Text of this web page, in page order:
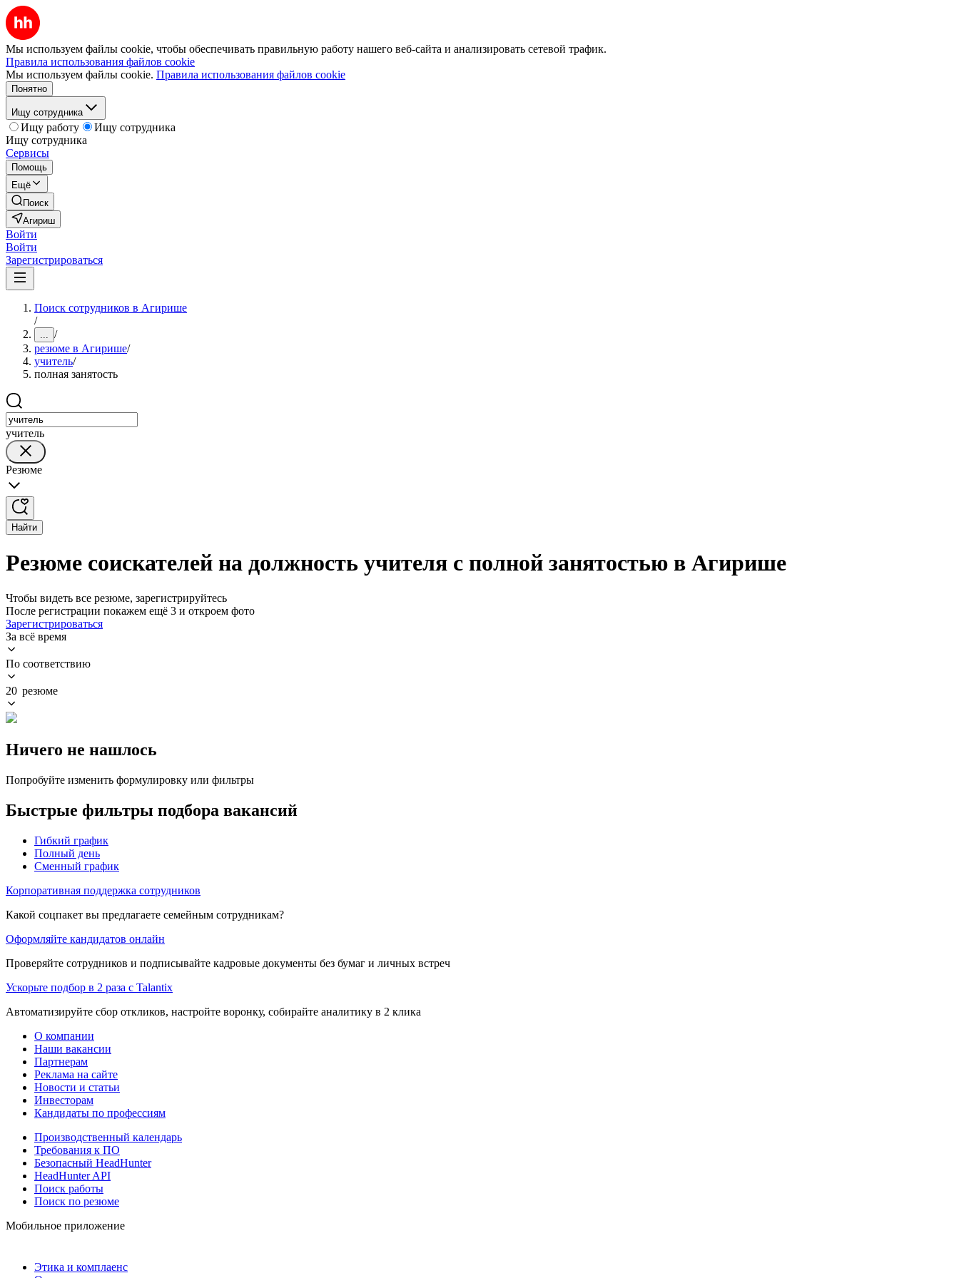
Мы используем файлы cookie, чтобы обеспечивать правильную работу нашего веб-сайта и анализировать сетевой трафик.
Правила использования файлов cookie
Мы используем файлы cookie. Правила использования файлов cookie
Понятно
Ищу сотрудника
Ищу работу
Ищу сотрудника
Ищу сотрудника
Сервисы
Помощь
Ещё
Поиск
Агириш
Войти
Войти
Зарегистрироваться
Поиск сотрудников в Агирише
/
... /
резюме в Агирише/
учитель/
полная занятость
учитель
Резюме
Найти
Резюме соискателей на должность учителя с полной занятостью в Агирише
Чтобы видеть все резюме, зарегистрируйтесь
После регистрации покажем ещё 3 и откроем фото
Зарегистрироваться
За всё время
По соответствию
20 резюме
Ничего не нашлось
Попробуйте изменить формулировку или фильтры
Быстрые фильтры подбора вакансий
Гибкий график
Полный день
Сменный график
Корпоративная поддержка сотрудников
Какой соцпакет вы предлагаете семейным сотрудникам?
Оформляйте кандидатов онлайн
Проверяйте сотрудников и подписывайте кадровые документы без бумаг и личных встреч
Ускорьте подбор в 2 раза с Talantix
Автоматизируйте сбор откликов, настройте воронку, собирайте аналитику в 2 клика
О компании
Наши вакансии
Партнерам
Реклама на сайте
Новости и статьи
Инвесторам
Кандидаты по профессиям
Производственный календарь
Требования к ПО
Безопасный HeadHunter
HeadHunter API
Поиск работы
Поиск по резюме
Мобильное приложение
Этика и комплаенс